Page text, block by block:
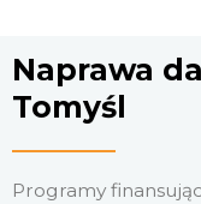
Naprawa
Tomyśl
Programy